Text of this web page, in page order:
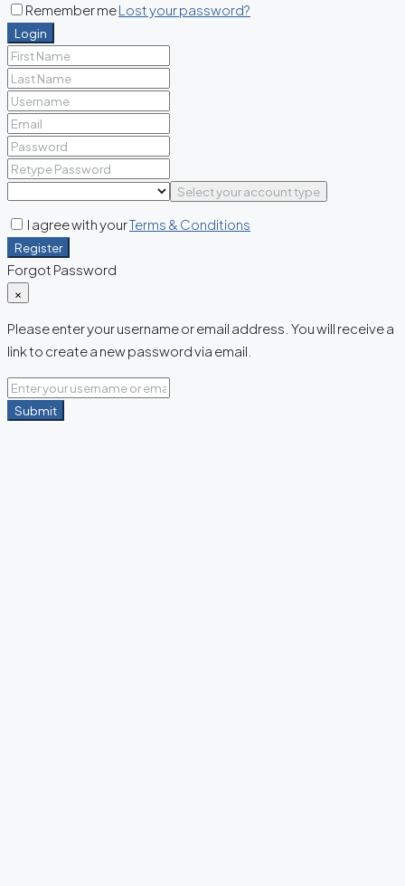
Remember meLost your password?
Login
Select your account type
I agree with yourTerms & Conditions
Register
Forgot Password
×
Please enter your username or email address. You will receive a
link to create a new password via email.
Submit